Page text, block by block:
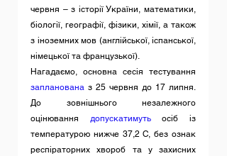
червня – з історії України, математики,
біології, географії, фізики, хімії, а також
з іноземних мов (англійської, іспанської,
німецької та французької).
запланована з 25 червня до 17 липня.
До зовнішнього незалежного
оцінювання допускатимуть осіб із
температурою нижче 37,2 С, без ознак
респіраторних хвороб та у захисних